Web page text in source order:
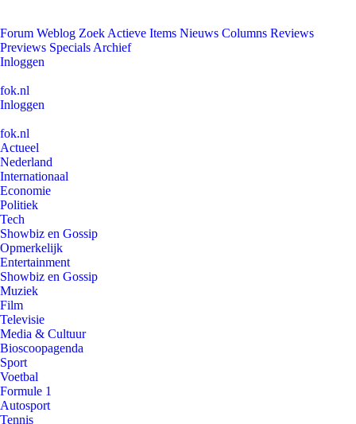
Forum Weblog Zoek Actieve Items Nieuws Columns Reviews
Previews Specials Archief
Inloggen
fok.nl
Inloggen
fok.nl
Actueel
Nederland
Internationaal
Economie
Politiek
Tech
Showbiz en Gossip
Opmerkelijk
Entertainment
Showbiz en Gossip
Muziek
Film
Televisie
Media & Cultuur
Bioscoopagenda
Sport
Voetbal
Formule 1
Autosport
Tennis